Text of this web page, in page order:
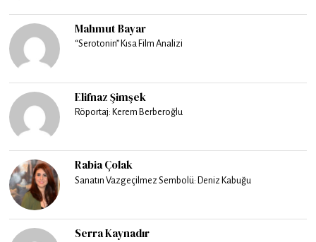
Mahmut Bayar
“Serotonin” Kısa Film Analizi
Elifnaz Şimşek
Röportaj: Kerem Berberoğlu
Rabia Çolak
Sanatın Vazgeçilmez Sembolü: Deniz Kabuğu
Serra Kaynadır